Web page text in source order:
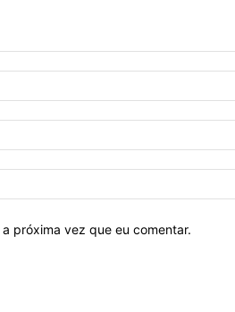
próxima vez que eu comentar.